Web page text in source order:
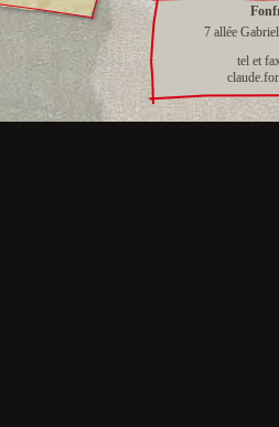
7 allée Gabrielle
tel et fax : 01